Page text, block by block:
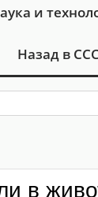
и
Назад в
флеболо
в